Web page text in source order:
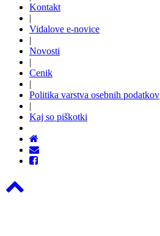
Kontakt
|
Vidalove e-novice
|
Novosti
|
Cenik
|
Politika varstva osebnih podatkov
|
Kaj so piškotki